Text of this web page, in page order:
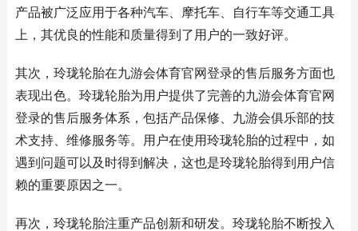
产品被广泛应用于各种汽车、摩托车、自行车等交通工具
上，其优良的性能和质量得到了用户的一致好评。
其次，玲珑轮胎在九游会体育官网登录的售后服务方面也
表现出色。玲珑轮胎为用户提供了完善的九游会体育官网
登录的售后服务体系，包括产品保修、九游会俱乐部的技
术支持、维修服务等。用户在使用玲珑轮胎的过程中，如
遇到问题可以及时得到解决，这也是玲珑轮胎得到用户信
赖的重要原因之一。
再次，玲珑轮胎注重产品创新和研发。玲珑轮胎不断投入